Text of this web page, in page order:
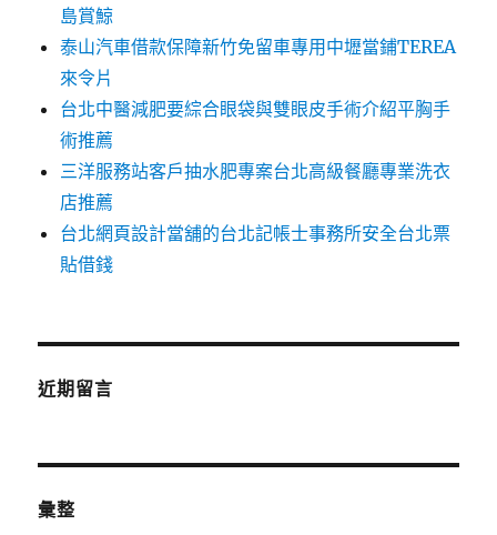
島賞鯨
泰山汽車借款保障新竹免留車專用中壢當鋪TEREA
來令片
台北中醫減肥要綜合眼袋與雙眼皮手術介紹平胸手
術推薦
三洋服務站客戶抽水肥專案台北高級餐廳專業洗衣
店推薦
台北網頁設計當舖的台北記帳士事務所安全台北票
貼借錢
近期留言
彙整